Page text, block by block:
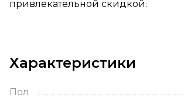
привлекательной скидкой.
Характеристики
Пол